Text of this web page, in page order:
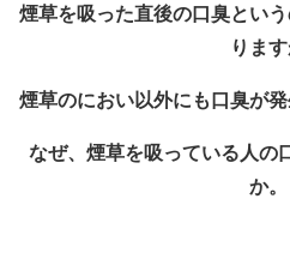
煙草を吸った直後の口臭とい
りま
煙草のにおい以外にも口臭が
なぜ、煙草を吸っている人の
か。